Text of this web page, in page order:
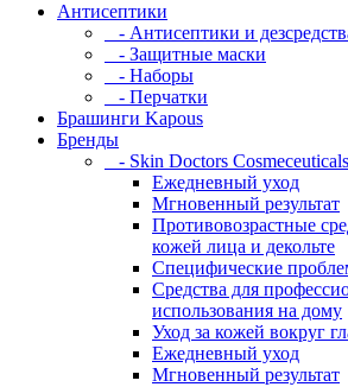
Антисептики
- Антисептики и
- Защитные маски
- Наборы
- Перчатки
Брашинги Kapous
Бренды
- Skin Doctors
Ежедневный уход
Мгновенный результат
Противовозрастные
кожей лица и декольте
Специфические
Средства для
использования на дому
Уход за кожей вокруг
Ежедневный уход
Мгновенный результат